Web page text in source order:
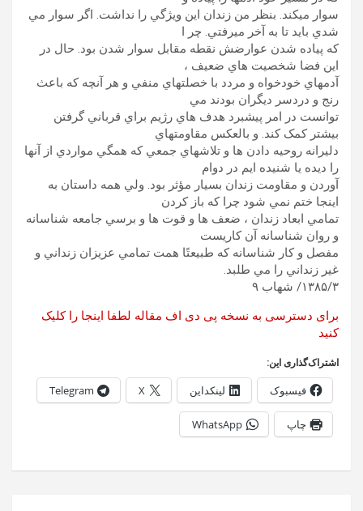
سوار ميکند. بنظر من زندان اين ويژگي را نداشت. اگر سوار مي
شدي بايد تا به آخر ميرفتي. چر ا
که پياده شدن عوارضش نقطه مقابل سوار شدن بود. حال در
اين فضا شخصيت هاي ضعيف ،
آدمهاي خودخواه و مردد با خصلتهاي منفي و هر آنچه که باعث
رنج و دردسر ديگران بودند مي
توانست در امر پيشبرد هدف هاي رژيم براي قرباني گرفتن
بيشتر کمک کند. و بالعکس مقاومتهاي
دليرانه روحيه دادن ها و تلاشهاي جمعي که همگي مواردي از آنها
را ديده يا شنيده ايم در دوام
آوردن و مقاومت زندان بسيار مؤثر بود. ولي همه داستان به
اينجا ختم نمي شود چرا که باز کردن
تمامي ابعاد زندان ، ضعف ها و قوت ها و برسي جامعه شناسانه
و روان شناسانه آن کاريست
مفصل و کار شناسانه که طبيعتًا همت تمامي عزيزان زنداني و
غير زنداني را مي طلبد.
۱۳۸۵/۳/ شهاب ۹
برای دسترسی به نسخه پی دی اف مقاله لطفا اینجا را کلیک
کنید
اشتراک‌گذاری این:
فیسبوک لینکداین X
Telegram
چاپ WhatsApp